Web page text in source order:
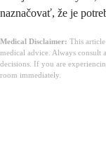
naznačovať, že je
Medical Disclaimer: This
medical advice. Always consult
decisions. If you are
room immediately.